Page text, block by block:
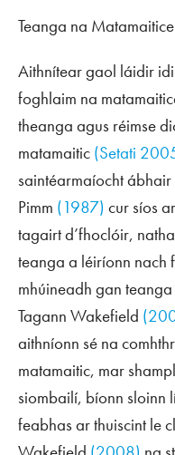
Teanga na Matamaitice
Aithnítear gaol láidir
foghlaim na
theanga agus réimse
matamaitic (Setati
saintéarmaíocht
Pimm (1987) cur síos
tagairt d’fhoclóir,
teanga a léiríonn nach
mhúineadh gan
Tagann Wakefield
aithníonn sé na
matamaitic, mar
siombailí, bíonn sloinn
feabhas ar thuiscint le